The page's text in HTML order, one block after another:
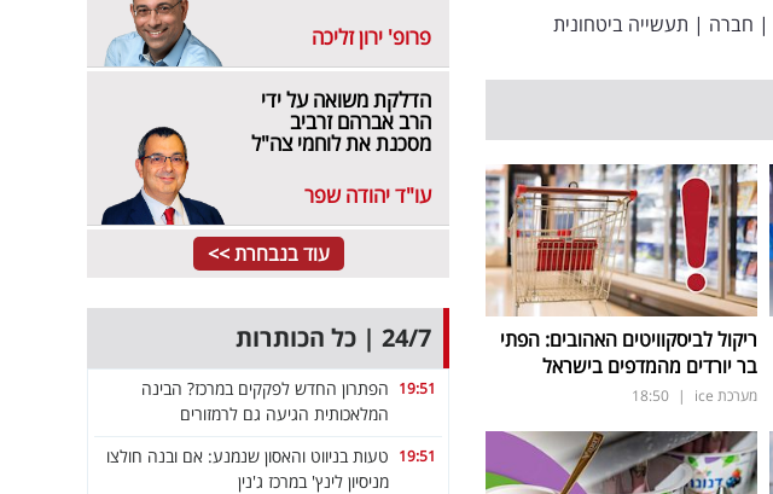
| חברה | תעשייה ביטחונית
ריקול לביסקוויטים האהובים: הפתי
בר יורדים מהמדפים בישראל
מערכת ice |
18:50
פרופ' ירון זליכה
הדלקת משואה על ידי
הרב אברהם זרביב
מסכנת את לוחמי צה"ל
עו"ד יהודה שפר
עוד בנבחרת >>
24/7 | כל הכותרות
19:51 הפתרון החדש לפקקים במרכז? הבינה
המלאכותית הגיעה גם לרמזורים
19:51 טעות בניווט והאסון שנמנע: אם ובנה חולצו
מניסיון לינץ' במרכז ג'נין